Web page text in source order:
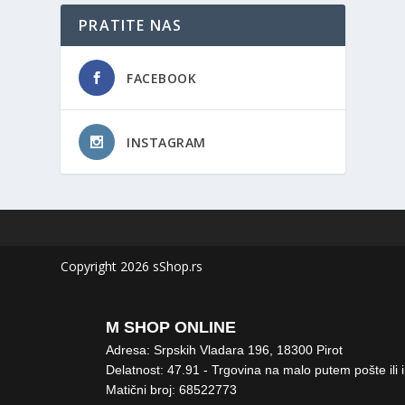
PRATITE NAS
FACEBOOK
INSTAGRAM
Copyright 2026 sShop.rs
M SHOP ONLINE
Adresa: Srpskih Vladara 196, 18300 Pirot
Delatnost: 47.91 - Trgovina na malo putem pošte ili
Matični broj: 68522773